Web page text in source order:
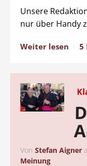
Unsere
nur über Handy
Weiter lesen 5
Von Stefan Aigner
Meinung